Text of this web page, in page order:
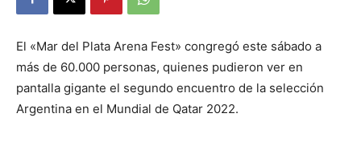
El «Mar del Plata Arena Fest» congregó este sábado a
más de 60.000 personas, quienes pudieron ver en
pantalla gigante el segundo encuentro de la selección
Argentina en el Mundial de Qatar 2022.